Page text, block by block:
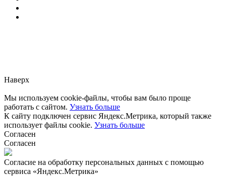
Наверх
Мы используем cookie-файлы, чтобы вам было проще
работать с сайтом. Узнать больше
К сайту подключен сервис Яндекс.Метрика, который также
использует файлы cookie. Узнать больше
Согласен
Согласен
Согласие на обработку персональных данных с помощью
сервиса «Яндекс.Метрика»